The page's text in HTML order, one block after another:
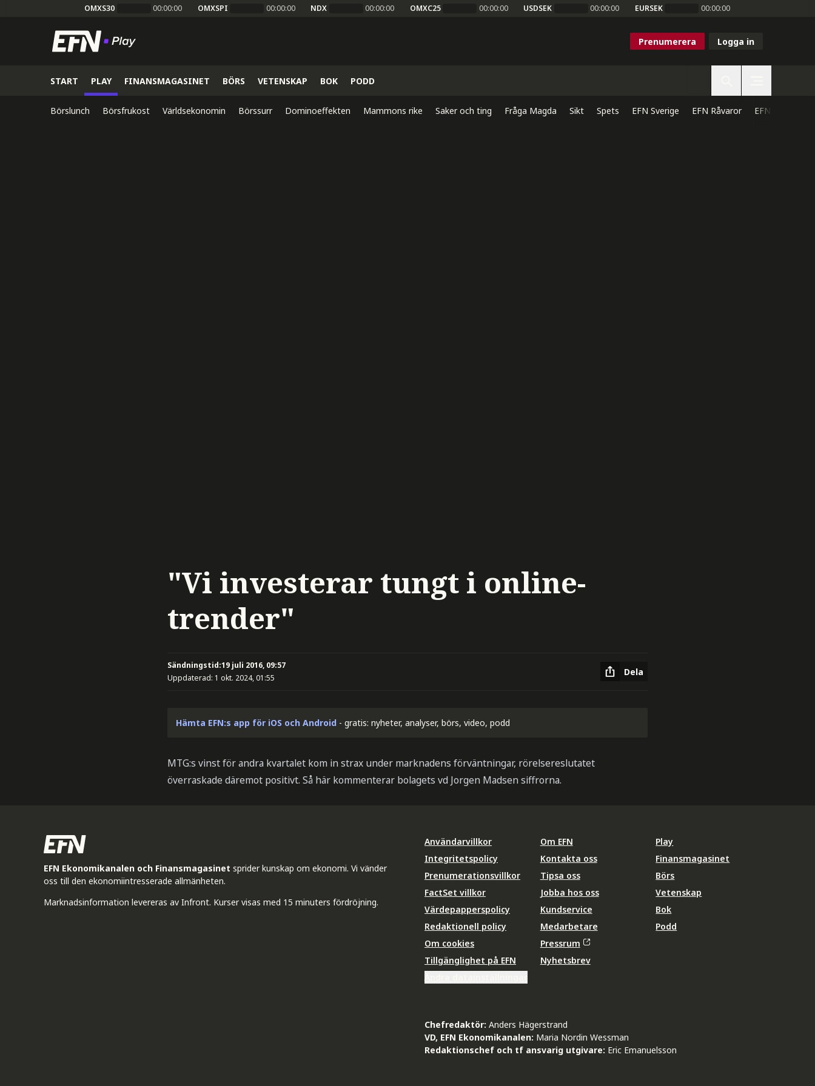
OMXS30 00:00:00 OMXSPI 00:00:00 NDX 00:00:00 OMXC25 00:00:00 USDSEK 00:00:00 EURSEK 00:00:00
Prenumerera Logga in
START PLAY FINANSMAGASINET BÖRS VETENSKAP BOK PODD
Börslunch Börsfrukost Världsekonomin Börssurr Dominoeffekten Mammons rike Saker och ting Fråga Magda Sikt Spets EFN Sverige EFN Råvaror EFN Direkt
"Vi investerar tungt i online-
trender"
Sändningstid:19 juli 2016, 09:57
Uppdaterad: 1 okt. 2024, 01:55
Dela
Hämta EFN:s app för iOS och Android - gratis: nyheter, analyser, börs, video, podd
MTG:s vinst för andra kvartalet kom in strax under marknadens förväntningar, rörelsereslutatet
överraskade däremot positivt. Så här kommenterar bolagets vd Jorgen Madsen siffrorna.
EFN Ekonomikanalen och Finansmagasinet sprider kunskap om ekonomi. Vi vänder
oss till den ekonomiintresserade allmänheten.
Marknadsinformation levereras av Infront. Kurser visas med 15 minuters fördröjning.
Användarvillkor
Integritetspolicy
Prenumerationsvillkor
FactSet villkor
Värdepapperspolicy
Redaktionell policy
Om cookies
Tillgänglighet på EFN
Om EFN
Kontakta oss
Tipsa oss
Jobba hos oss
Kundservice
Medarbetare
Pressrum
Nyhetsbrev
Play
Finansmagasinet
Börs
Vetenskap
Bok
Podd
Chefredaktör: Anders Hägerstrand
VD, EFN Ekonomikanalen: Maria Nordin Wessman
Redaktionschef och tf ansvarig utgivare: Eric Emanuelsson